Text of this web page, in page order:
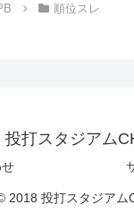
順位スレ
投打スタジアム
2018 投打スタジアム